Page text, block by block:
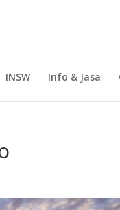
INSW Info & Jasa